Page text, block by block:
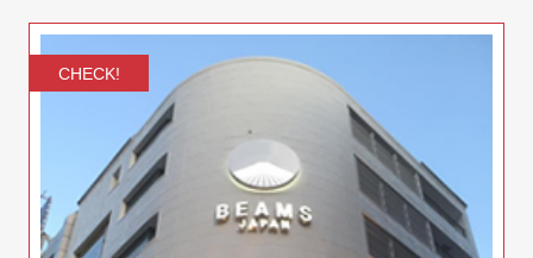
CHECK!